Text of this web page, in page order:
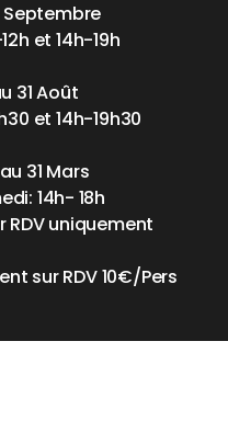
Septembre
et 14h-19h
31 Août
et 14h-19h30
31 Mars
14h- 18h
uniquement
sur RDV 10€/Pers